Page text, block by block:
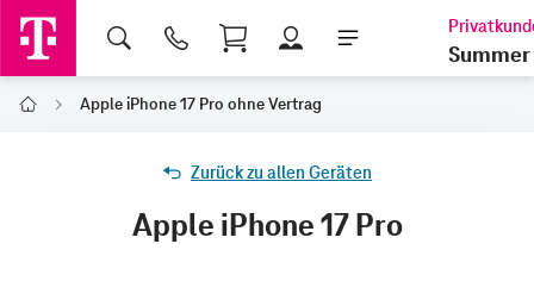
Shopping Cart
Summer
Home Apple iPhone 17 Pro ohne Vertrag
Zurück zu allen Geräten
Apple iPhone 17 Pro